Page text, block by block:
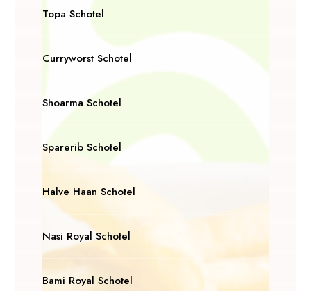
Topa Schotel
Curryworst Schotel
Shoarma Schotel
Sparerib Schotel
Halve Haan Schotel
Nasi Royal Schotel
Bami Royal Schotel